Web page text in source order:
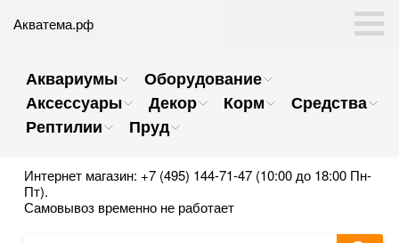
Акватема.рф
Аквариумы
Оборудование
Аксессуары
Декор Корм
Средства
Рептилии
Пруд
Интернет магазин: +7 (495) 144-71-47 (10:00 до 18:00 Пн-
Пт).
Самовывоз временно не работает